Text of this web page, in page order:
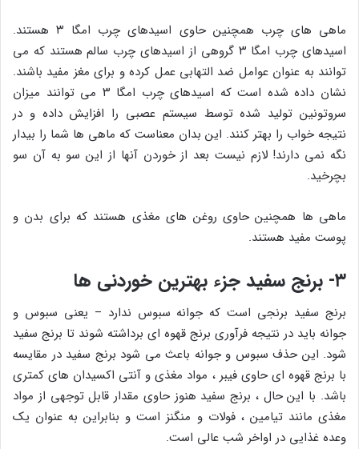
ماهی های چرب همچنین حاوی اسیدهای چرب امگا ۳ هستند.
اسیدهای چرب امگا ۳ گروهی از اسیدهای چرب سالم هستند که می
توانند به عنوان عوامل ضد التهابی عمل کرده و برای مغز مفید باشند.
نشان داده شده است که اسیدهای چرب امگا ۳ می توانند میزان
سروتونین تولید شده توسط سیستم عصبی را افزایش داده و در
نتیجه خواب را بهتر کنند. این بدان معناست که ماهی ها شما را بیدار
نگه نمی دارند! لازم نیست بعد از خوردن آنها از این سو به آن سو
بچرخید.
ماهی ها همچنین حاوی روغن های مغذی هستند که برای بدن و
پوست مفید هستند.
۳- برنج سفید جزء بهترین خوردنی ها
برنج سفید برنجی است که جوانه سبوس ندارد – یعنی سبوس و
جوانه باید در نتیجه فرآوری برنج قهوه ای برداشته شوند تا برنج سفید
شود. این حذف سبوس و جوانه باعث می شود برنج سفید در مقایسه
با برنج قهوه ای حاوی فیبر ، مواد مغذی و آنتی اکسیدان های کمتری
باشد. با این حال ، برنج سفید هنوز حاوی مقدار قابل توجهی از مواد
مغذی مانند تیامین ، فولات و منگنز است و بنابراین به عنوان یک
وعده غذایی در اواخر شب عالی است.